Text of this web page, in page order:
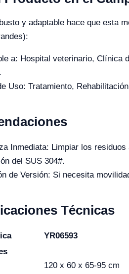
y adaptable hace que esta
a: Hospital veterinario, Clínica
Uso: Tratamiento,
Inmediata: Limpiar los
del SUS 304#.
de Versión: Si necesita
Técnicas
YR06593
120 x 60 x 65-95 cm